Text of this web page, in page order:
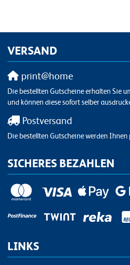
VERSAND
print@home
Die bestellten Gutscheine erhalten Sie
und können diese sofort selber
Postversand
Die bestellten Gutscheine werden Ihnen
SICHERES BEZAHLEN
LINKS